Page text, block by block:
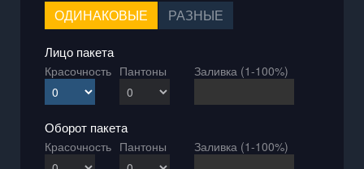
ОДИНАКОВЫЕ РАЗНЫЕ
Лицо пакета
Красочность Пантоны Заливка (1-100%)
Оборот пакета
Красочность Пантоны Заливка (1-100%)